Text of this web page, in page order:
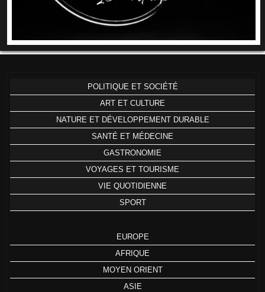
POLITIQUE ET SOCIÉTÉ
ART ET CULTURE
NATURE ET DÉVELOPPEMENT DURABLE
SANTÉ ET MÉDECINE
GASTRONOMIE
VOYAGES ET TOURISME
VIE QUOTIDIENNE
SPORT
EUROPE
AFRIQUE
MOYEN ORIENT
ASIE